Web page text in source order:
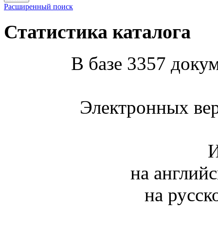
Расширенный поиск
Статистика каталога
В базе 3357
Электронных
на
на